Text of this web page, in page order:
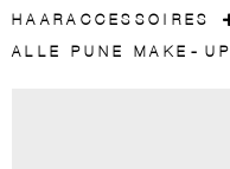
HAARACCESSOIRES
ALLE PUNE MAKE-UP